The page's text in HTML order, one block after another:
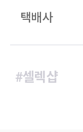
택배사
#셀렉샵